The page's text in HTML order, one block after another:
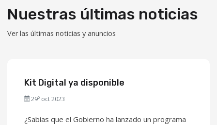
Nuestras últimas noticias
Ver las últimas noticias y anuncios
Kit Digital ya disponible
29º oct 2023
¿Sabías que el Gobierno ha lanzado un programa